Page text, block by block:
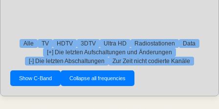
Alle TV HDTV 3DTV Ultra HD Radiostationen
Data
[+] Die letzten Aufschaltungen und Änderungen
[-] Die letzten Abschaltungen
Zur Zeit nicht codierte Kanäle